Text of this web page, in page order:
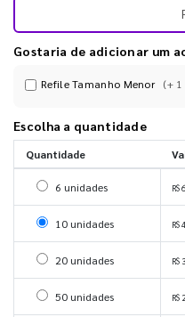
Gostaria de adicionar um
Refile Tamanho Menor (+
Escolha a quantidade
Quantidade
Selecionar 6 unidades
6 unidades R$
Selecionar 10 unidades
10 unidades R$
Selecionar 20 unidades
20 unidades R$
Selecionar 50 unidades
50 unidades R$